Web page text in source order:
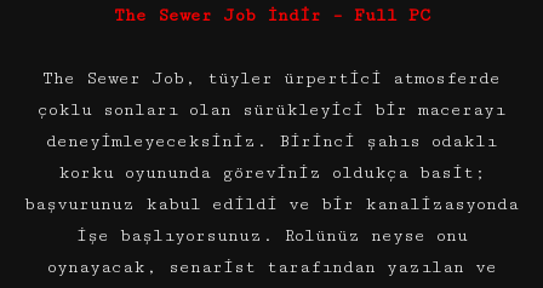
The Sewer Job İndir – Full PC
The Sewer Job, tüyler ürpertici atmosferde
çoklu sonları olan sürükleyici bir macerayı
deneyimleyeceksiniz. Birinci şahıs odaklı
korku oyununda göreviniz oldukça basit;
başvurunuz kabul edildi ve bir kanalizasyonda
işe başlıyorsunuz. Rolünüz neyse onu
oynayacak, senarist tarafından yazılan ve